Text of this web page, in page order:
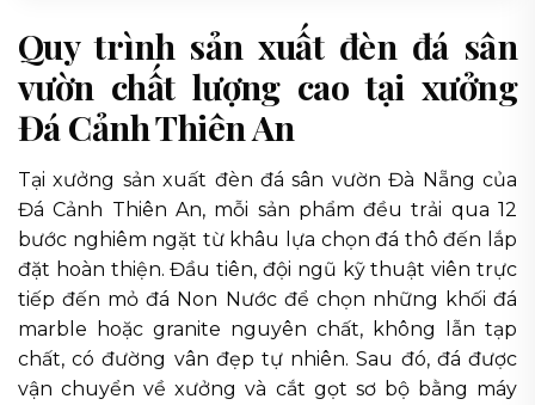
Quy trình sản xuất đèn đá sân
vườn chất lượng cao tại xưởng
Đá Cảnh Thiên An
Tại xưởng sản xuất đèn đá sân vườn Đà Nẵng của
Đá Cảnh Thiên An, mỗi sản phẩm đều trải qua 12
bước nghiêm ngặt từ khâu lựa chọn đá thô đến lắp
đặt hoàn thiện. Đầu tiên, đội ngũ kỹ thuật viên trực
tiếp đến mỏ đá Non Nước để chọn những khối đá
marble hoặc granite nguyên chất, không lẫn tạp
chất, có đường vân đẹp tự nhiên. Sau đó, đá được
vận chuyển về xưởng và cắt gọt sơ bộ bằng máy